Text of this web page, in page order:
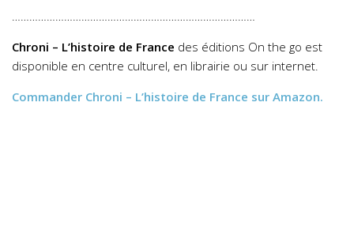
Chroni – L’histoire de France des éditions On the go est
disponible en centre culturel, en librairie ou sur internet.
Commander Chroni – L’histoire de France sur Amazon.